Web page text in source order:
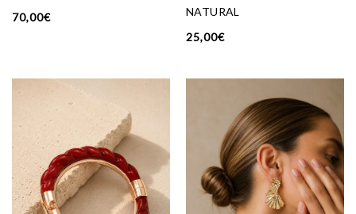
70,00€
NATURAL
25,00€